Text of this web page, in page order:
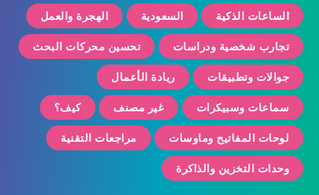
الساعات الذكية السعودية الهجرة والعمل
تجارب شخصية ودراسات تحسين محركات البحث
جوالات وتطبيقات ريادة الأعمال
سماعات وسبيكرات غير مصنف كيف؟
لوحات المفاتيح وماوسات مراجعات التقنية
وحدات التخزين والذاكرة